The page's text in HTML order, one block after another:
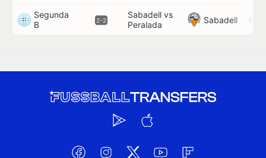
Segunda
B
2-2
Sabadell vs
Peralada
Sabadell 89'